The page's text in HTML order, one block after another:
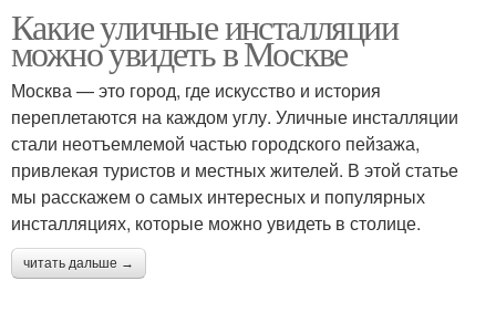
Какие уличные инсталляции
можно увидеть в Москве
Москва — это город, где искусство и история
переплетаются на каждом углу. Уличные инсталляции
стали неотъемлемой частью городского пейзажа,
привлекая туристов и местных жителей. В этой статье
мы расскажем о самых интересных и популярных
инсталляциях, которые можно увидеть в столице.
читать дальше →